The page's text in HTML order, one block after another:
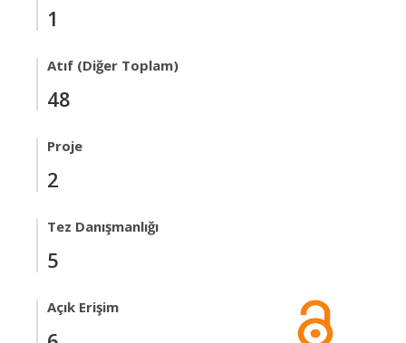
1
Atıf (Diğer Toplam)
48
Proje
2
Tez Danışmanlığı
5
Açık Erişim